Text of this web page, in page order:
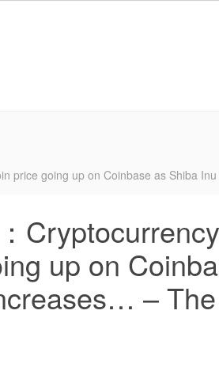
price going up on Coinbase as Shiba
up on
–